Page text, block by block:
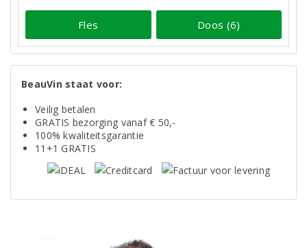
Fles Doos (6)
BeauVin staat voor:
Veilig betalen
GRATIS bezorging vanaf € 50,-
100% kwaliteitsgarantie
11+1 GRATIS